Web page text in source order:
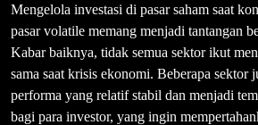
Mengelola investasi di pasar saham saat
pasar volatile memang menjadi tantangan
Kabar baiknya, tidak semua sektor ikut
sama saat krisis ekonomi. Beberapa sektor
performa yang relatif stabil dan menjadi
bagi para investor, yang ingin